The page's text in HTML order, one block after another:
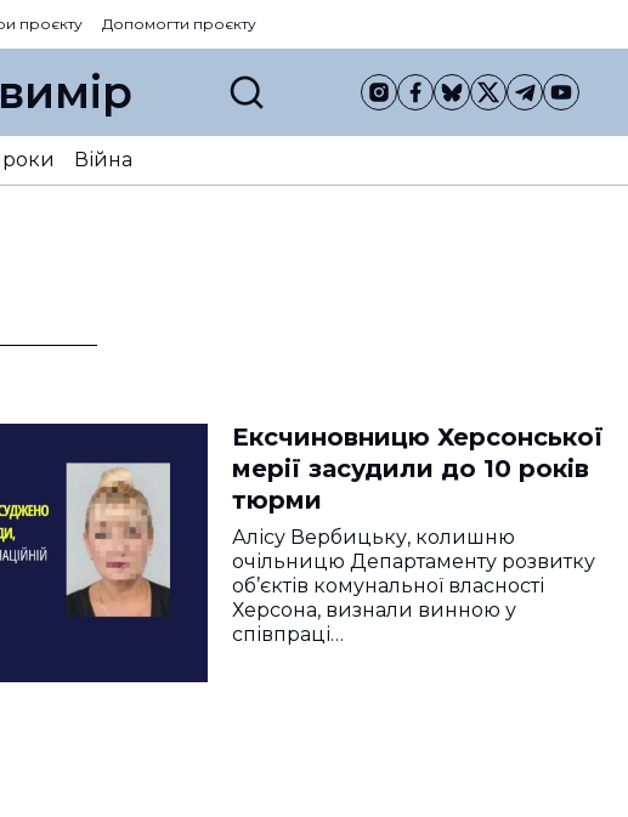
проєкту Допомогти проєкту
Війна
Ексчиновницю Херсонської
мерії засудили до 10 років
тюрми
Алісу Вербицьку, колишню
очільницю Департаменту розвитку
об’єктів комунальної власності
Херсона, визнали винною у
співпраці…